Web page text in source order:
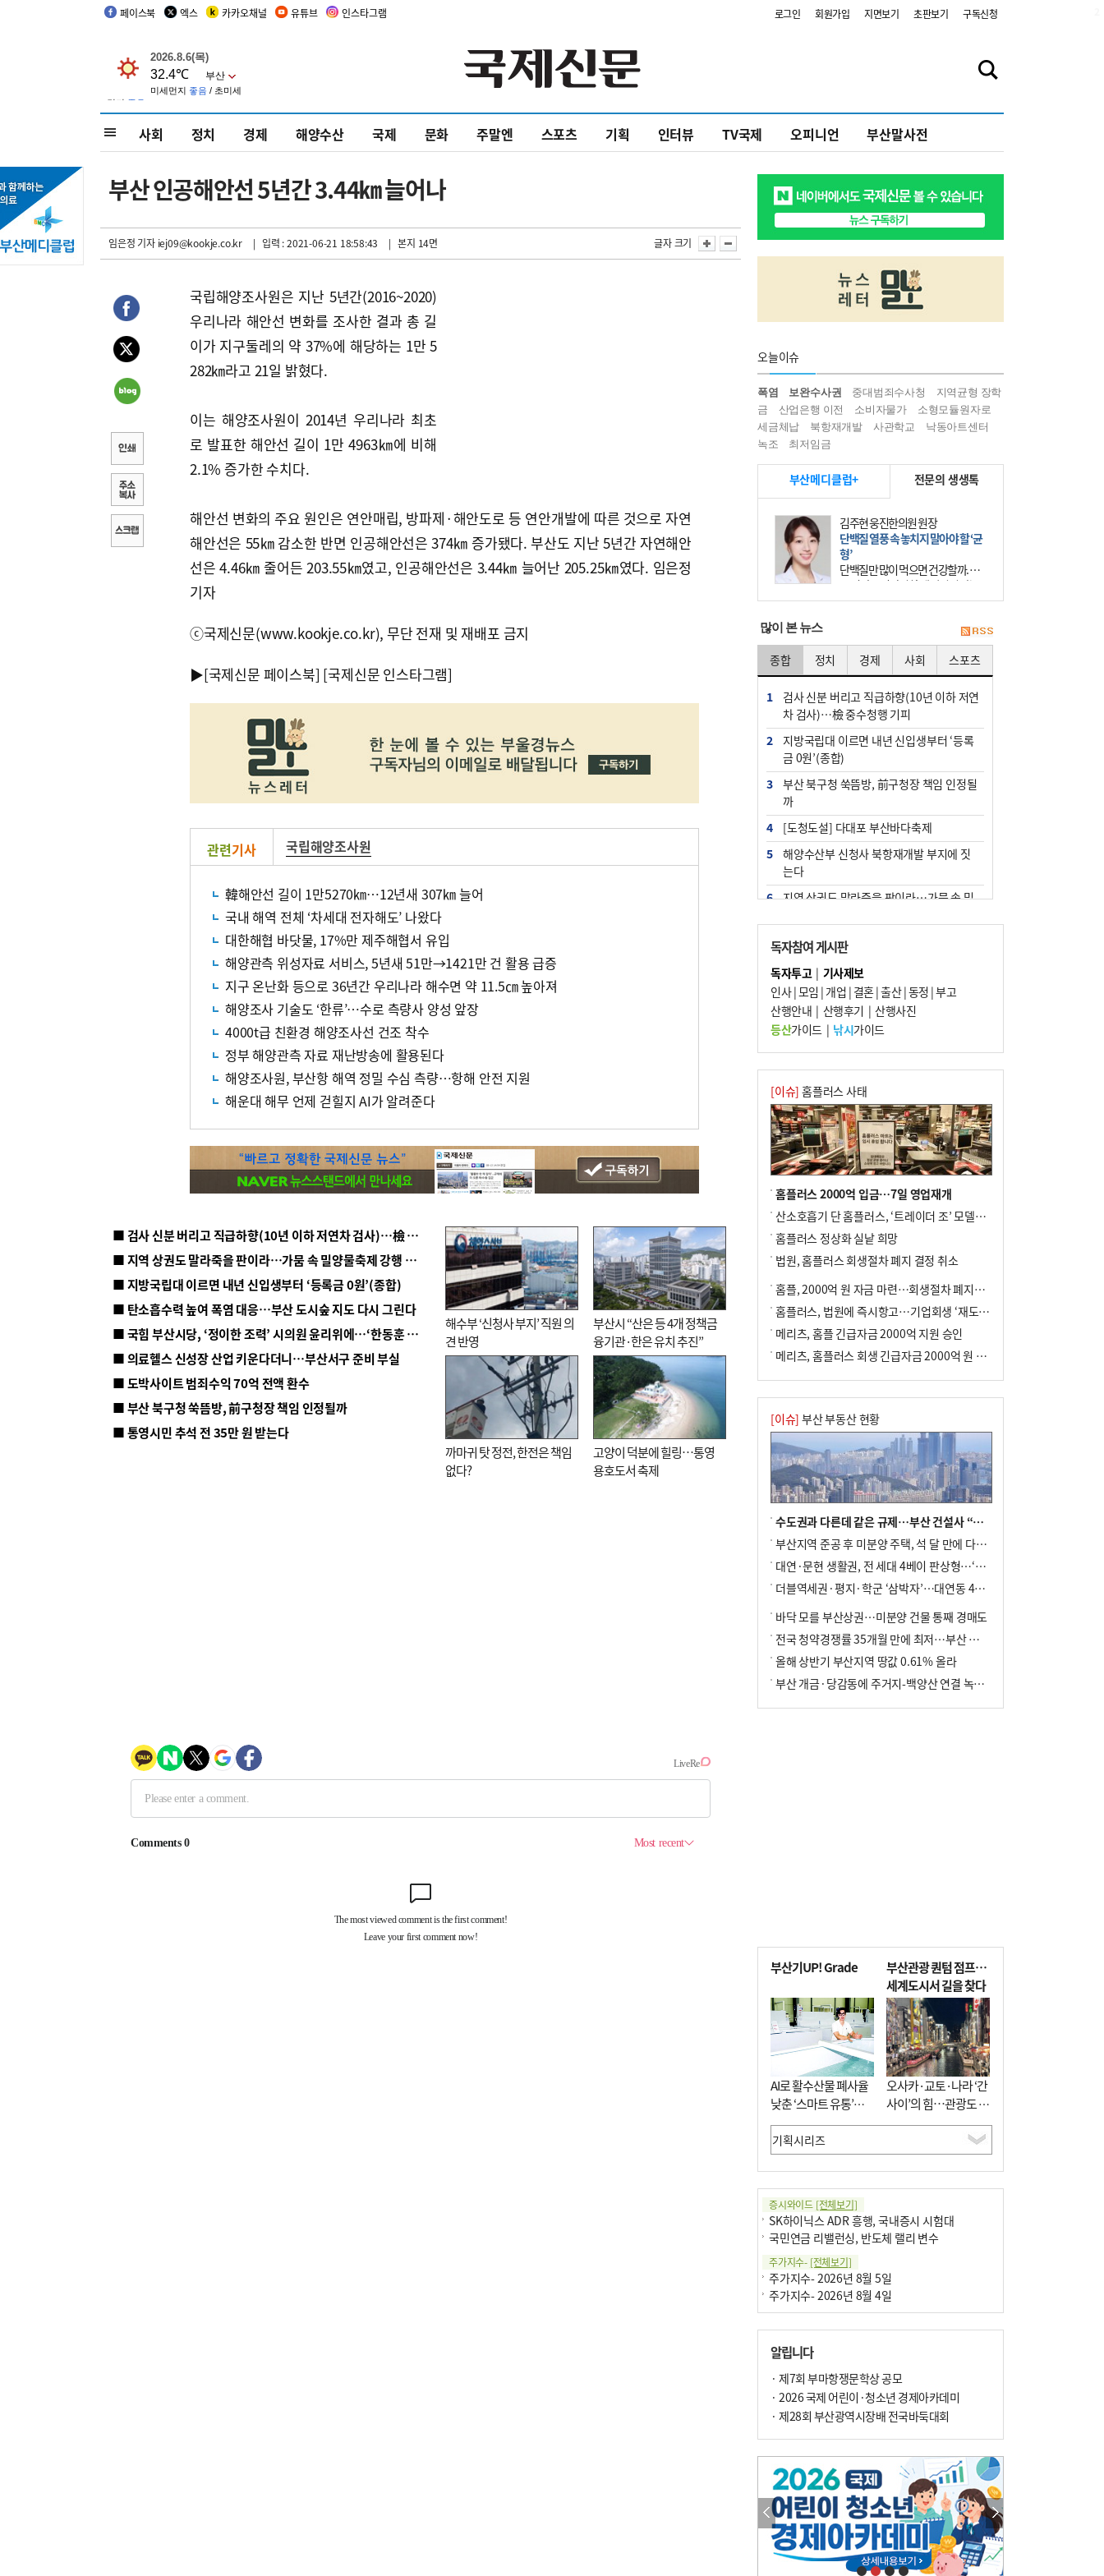
페이스북 엑스 카카오채널 유튜브 인스타그램 로그인 회원가입 지면보기 초판보기 구독신청
사회 정치 경제 해양수산 국제 문화 주말엔 스포츠 기획 인터뷰 TV국제 오피니언 부산말사전
부산 인공해안선 5년간 3.44㎞ 늘어나
임은정 기자iej09@kookje.co.kr | 입력 : 2021-06-21 18:58:43 | 본지 14면 글자 크기
국립해양조사원은 지난 5년간(2016~2020)
우리나라 해안선 변화를 조사한 결과 총 길
이가 지구둘레의 약 37%에 해당하는 1만 5
282㎞라고 21일 밝혔다.
이는 해양조사원이 2014년 우리나라 최초
로 발표한 해안선 길이 1만 4963㎞에 비해
2.1% 증가한 수치다.
해안선 변화의 주요 원인은 연안매립, 방파제·해안도로 등 연안개발에 따른 것으로 자연
해안선은 55㎞ 감소한 반면 인공해안선은 374㎞ 증가됐다. 부산도 지난 5년간 자연해안
선은 4.46㎞ 줄어든 203.55㎞였고, 인공해안선은 3.44㎞ 늘어난 205.25㎞였다. 임은정
기자
ⓒ국제신문(www.kookje.co.kr), 무단 전재 및 재배포 금지
▶[국제신문 페이스북] [국제신문 인스타그램]
관련기사 국립해양조사원
韓해안선 길이 1만5270㎞…12년새 307㎞ 늘어
국내 해역 전체 ‘차세대 전자해도’ 나왔다
대한해협 바닷물, 17%만 제주해협서 유입
해양관측 위성자료 서비스, 5년새 51만→1421만 건 활용 급증
지구 온난화 등으로 36년간 우리나라 해수면 약 11.5㎝ 높아져
해양조사 기술도 ‘한류’…수로 측량사 양성 앞장
4000t급 친환경 해양조사선 건조 착수
정부 해양관측 자료 재난방송에 활용된다
해양조사원, 부산항 해역 정밀 수심 측량…항해 안전 지원
해운대 해무 언제 걷힐지 AI가 알려준다
■ 검사 신분 버리고 직급하향(10년 이하 저연차 검사)…檢 중수청행 기피
■ 지역 상권도 말라죽을 판이라…가뭄 속 밀양물축제 강행 논란
■ 지방국립대 이르면 내년 신입생부터 ‘등록금 0원’(종합)
■ 탄소흡수력 높여 폭염 대응…부산 도시숲 지도 다시 그린다
■ 국힘 부산시당, ‘정이한 조력’ 시의원 윤리위에…‘한동훈 지지’도 신고접수
■ 의료헬스 신성장 산업 키운다더니…부산서구 준비 부실
■ 도박사이트 범죄수익 70억 전액 환수
■ 부산 북구청 쑥뜸방, 前구청장 책임 인정될까
■ 통영시민 추석 전 35만 원 받는다
해수부 ‘신청사 부지’ 직원 의
견 반영
부산시 “산은 등 4개 정책금
융기관·한은 유치 추진”
까마귀 탓 정전, 한전은 책임
없다?
고양이 덕분에 힐링…통영
용호도서 축제
오늘이슈
폭염 보완수사권 중대범죄수사청
지역균형 장학
금
산업은행 이전 소비자물가
소형모듈원자로
세금체납
북항재개발 사관학교
낙동아트센터
녹조
최저임금
부산메디클럽+ 전문의 생생톡
김주현 웅진한의원 원장
단백질 열풍 속 놓치지 말아야 할 ‘균
형’
단백질만 많이 먹으면 건강할까. 요
즘 건강을 이야기할 때 빠지지 않는
키워드가 단백질이다. 헬스장을 다니
많이 본 뉴스
종합 정치 경제 사회 스포츠
1
검사 신분 버리고 직급하향(10년 이하 저연
차 검사)…檢 중수청행 기피
2
지방국립대 이르면 내년 신입생부터 ‘등록
금 0원’(종합)
3
부산 북구청 쑥뜸방, 前구청장 책임 인정될
까
4
[도청도설] 다대포 부산바다축제
5
해양수산부 신청사 북항재개발 부지에 짓
는다
6
지역 상권도 말라죽을 판이라…가뭄 속 밀
7
법원, 단차 논란 북항 복합환승센터 공사중
지 관련 현장검증
8
통영시민 추석 전 35만 원 받는다
9
부산 철강공장 50대 노동자 추락사
10 국힘 부산시당, ‘정이한 조력’ 시의원 윤리
위에…‘한동훈 지지’도 신고접수
독자참여 게시판
독자투고| 기사제보
인사|모임 | 개업 | 결혼|출산|동정 |부고
산행안내 | 산행후기 | 산행사진
등산가이드| 낚시가이드
[이슈] 홈플러스 사태
홈플러스 2000억 입금…7일 영업재개
산소호흡기 단 홈플러스, ‘트레이더 조’ 모델로 살아날까
홈플러스 정상화 실낱 희망
법원, 홈플러스 회생절차 폐지 결정 취소
홈플, 2000억 원 자금 마련…회생절차 폐지에 즉시항고(종합)
홈플러스, 법원에 즉시항고…기업회생 ‘재도전’
메리츠, 홈플 긴급자금 2000억 지원 승인
메리츠, 홈플러스 회생 긴급자금 2000억 원 지원 승인
[이슈] 부산 부동산 현황
수도권과 다른데 같은 규제…부산 건설사 “쓰러지기 직전”
부산지역 준공 후 미분양 주택, 석 달 만에 다시 3000가구 넘어서
대연·문현 생활권, 전 세대 4베이 판상형…‘더샵 트리센트’ 내달 분양
더블역세권·평지·학군 ‘삼박자’…대연동 42층 브랜드 단지
바닥 모를 부산상권…미분양 건물 통째 경매도
전국 청약경쟁률 35개월 만에 최저…부산 미분양 ‘적체’ 심화
올해 상반기 부산지역 땅값 0.61% 올라
부산 개금·당감동에 주거지-백양산 연결 녹지 조성
부산기UP! Grade
AI로 활수산물 폐사율
낮춘 ‘스마트 유통’…
사막·산악지대 수출
도전
부산관광 퀀텀 점프…
세계도시서 길을 찾다
오사카·교토·나라 ‘간
사이’의 힘…관광도 뭉
쳐야 흥한다
증시와이드 [전체보기]
SK하이닉스 ADR 흥행, 국내증시 시험대
국민연금 리밸런싱, 반도체 랠리 변수
주가지수- [전체보기]
주가지수- 2026년 8월 5일
주가지수- 2026년 8월 4일
알립니다
· 제7회 부마항쟁문학상 공모
· 2026 국제 어린이·청소년 경제아카데미
· 제28회 부산광역시장배 전국바둑대회